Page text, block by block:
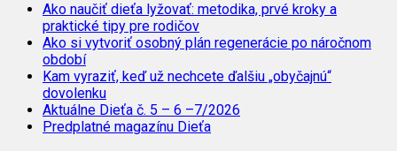
Ako naučiť dieťa lyžovať: metodika, prvé kroky a
praktické tipy pre rodičov
Ako si vytvoriť osobný plán regenerácie po náročnom
období
Kam vyraziť, keď už nechcete ďalšiu „obyčajnú“
dovolenku
Aktuálne Dieťa č. 5 – 6 –7/2026
Predplatné magazínu Dieťa